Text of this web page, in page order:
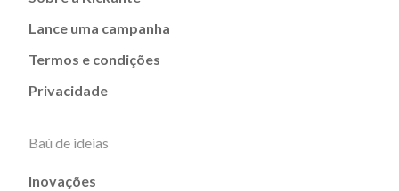
Lance uma campanha
Termos e condições
Privacidade
Baú de ideias
Inovações